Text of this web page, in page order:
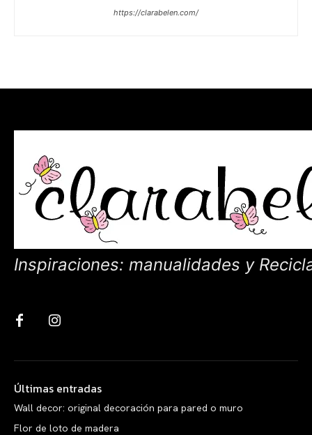
https://clarabelen.com/
Inspiraciones: manualidades y
Últimas entradas
Wall decor: original decoración para pared o muro
Flor de loto de madera